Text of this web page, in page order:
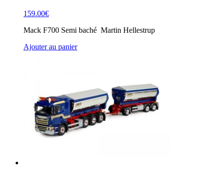
159.00€
Mack F700 Semi baché Martin Hellestrup
Ajouter au panier